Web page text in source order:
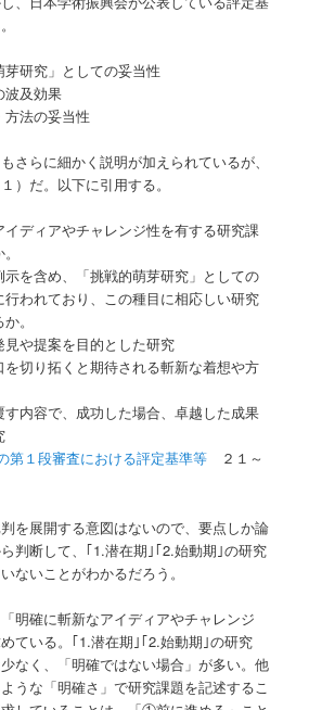
芽研究」としての妥当性
波及効果
方法の妥当性
さらに細かく説明が加えられているが、
）だ。以下に引用する。
イディアやチャレンジ性を有する研究課
示を含め、「挑戦的萌芽研究」としての
われており、この種目に相応しい研究
。
や提案を目的とした研究
切り拓くと期待される斬新な着想や方
内容で、成功した場合、卓越した成果
第１段審査における評定基準等 ２１～
を展開する意図はないので、要点しか論
判断して、｢1.潜在期｣｢2.始動期｣の研究
ないことがわかるだろう。
明確に斬新なアイディアやチャレンジ
ている。｢1.潜在期｣｢2.始動期｣の研究
なく、「明確ではない場合」が多い。他
うな「明確さ」で研究課題を記述するこ